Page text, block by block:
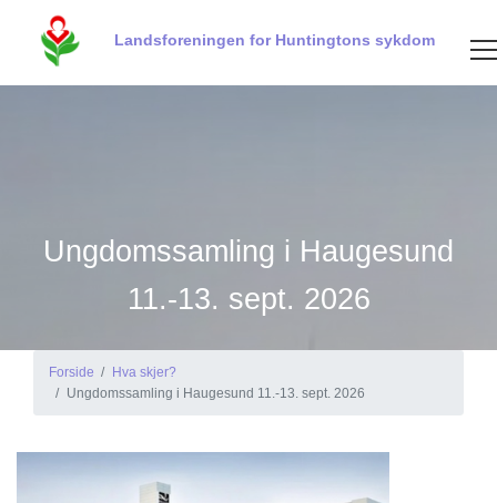
Landsforeningen for Huntingtons sykdom
Ungdomssamling i Haugesund
11.-13. sept. 2026
Forside
Hva skjer?
Ungdomssamling i Haugesund 11.-13. sept. 2026